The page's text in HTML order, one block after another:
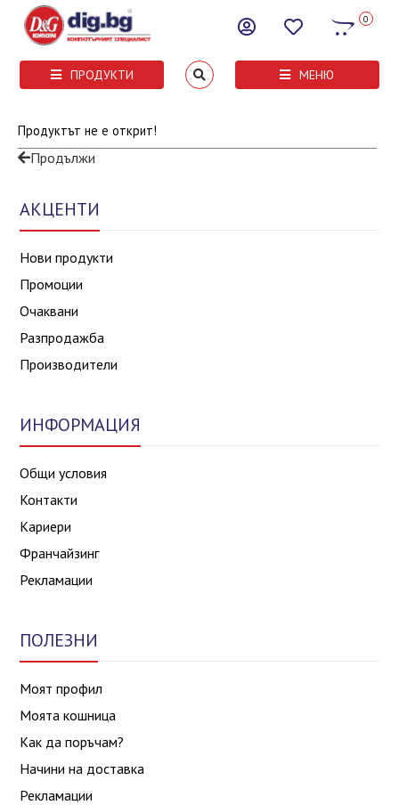
0
ПРОДУКТИ МЕНЮ
Продуктът не е открит!
Продължи
АКЦЕНТИ
Нови продукти
Промоции
Очаквани
Разпродажба
Производители
ИНФОРМАЦИЯ
Общи условия
Контакти
Кариери
Франчайзинг
Рекламации
ПОЛЕЗНИ
Моят профил
Моята кошница
Как да поръчам?
Начини на доставка
Рекламации